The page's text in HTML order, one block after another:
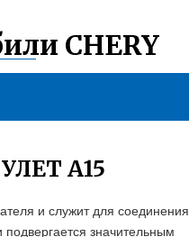
CHERY
А15
и служит для соединения
значительным